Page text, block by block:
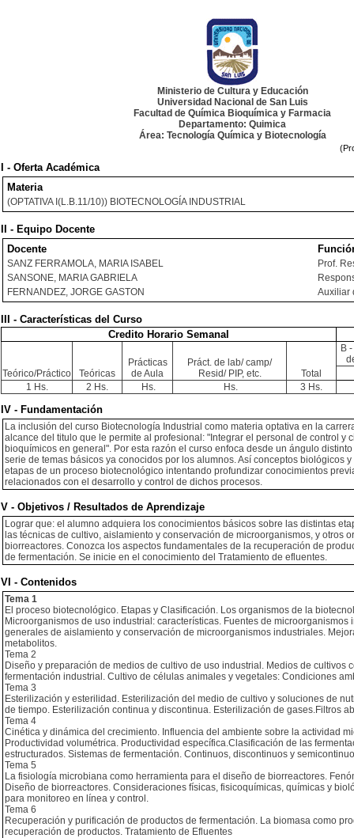
Ministerio de Cultura y Educación
Universidad Nacional de San Luis
Facultad de Química Bioquímica y Farmacia
Departamento: Quimica
Área: Tecnología Química y Biotecnología
I - Oferta Académica
Materia
(OPTATIVA I(L.B.11/10)) BIOTECNOLOGÍA INDUSTRIAL
II - Equipo Docente
Docente
SANZ FERRAMOLA, MARIA ISABEL
Prof.
SANSONE, MARIA GABRIELA
FERNANDEZ, JORGE GASTON
Auxiliar
III - Características del Curso
Credito Horario Semanal
Teórico/Práctico Teóricas
Prácticas
de Aula
Práct. de lab/ camp/
Resid/ PIP, etc.
Total
B
1 Hs. 2 Hs. Hs. Hs. 3 Hs.
IV - Fundamentación
La inclusión del curso Biotecnología Industrial como materia optativa en la
alcance del titulo que le permite al profesional: "Integrar el personal de control
bioquímicos en general". Por esta razón el curso enfoca desde un ángulo
serie de temas básicos ya conocidos por los alumnos. Así conceptos biológicos
etapas de un proceso biotecnológico intentando profundizar conocimientos
relacionados con el desarrollo y control de dichos procesos.
V - Objetivos / Resultados de Aprendizaje
Lograr que: el alumno adquiera los conocimientos básicos sobre las distintas
las técnicas de cultivo, aislamiento y conservación de microorganismos, y
biorreactores. Conozca los aspectos fundamentales de la recuperación de
de fermentación. Se inicie en el conocimiento del Tratamiento de efluentes.
VI - Contenidos
Tema 1
El proceso biotecnológico. Etapas y Clasificación. Los organismos de la
Microorganismos de uso industrial: características. Fuentes de
generales de aislamiento y conservación de microorganismos industriales.
metabolitos.
Tema 2
Diseño y preparación de medios de cultivo de uso industrial. Medios de
fermentación industrial. Cultivo de células animales y vegetales: Condiciones
Tema 3
Esterilización y esterilidad. Esterilización del medio de cultivo y soluciones de
de tiempo. Esterilización continua y discontinua. Esterilización de gases.Filtros
Tema 4
Cinética y dinámica del crecimiento. Influencia del ambiente sobre la actividad
Productividad volumétrica. Productividad específica.Clasificación de las
estructurados. Sistemas de fermentación. Continuos, discontinuos y
Tema 5
La fisiología microbiana como herramienta para el diseño de biorreactores.
Diseño de biorreactores. Consideraciones físicas, fisicoquímicas, químicas y
para monitoreo en línea y control.
Tema 6
Recuperación y purificación de productos de fermentación. La biomasa como
recuperación de productos. Tratamiento de Efluentes